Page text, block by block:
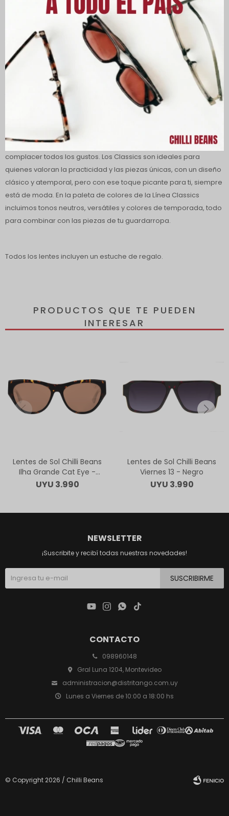
Polarizadas Tortuga, fabricadas en policarbonato, que es un
material ligero y resistente. Lentes con protección 100% contra los
rayos UVA y UVB, protegiendo tus ojos de los rayos nocivos del
sol, reduciendo el riesgo de desarrollar enfermedades oculares
y, además, cuentan con tratamiento de polarización haciendo
que las imágenes sean más claras y, al mismo tiempo,
proporcionando un aumento de comodidad visual. Puente en
forma de "U" con soporte nasal incorporado y patillas con la
firma de la marca más picante, Chilli Beans.
La línea Chilli Beans Classics es un éxito de ventas diseñado para
complacer todos los gustos. Los Classics son ideales para
quienes valoran la practicidad y las piezas únicas, con un diseño
clásico y atemporal, pero con ese toque picante para ti, siempre
está de moda. En la paleta de colores de la Línea Classics
incluimos tonos neutros, versátiles y colores de temporada, todo
para combinar con las piezas de tu guardarropa.
Todos los lentes incluyen un estuche de regalo.
PRODUCTOS QUE TE PUEDEN
INTERESAR
Lentes de Sol Chilli Beans
Ilha Grande Cat Eye -
Animal Print
UYU 3.990
Lentes de Sol Chilli Beans
Viernes 13 - Negro
UYU 3.990
CONTACTO
098960148
Gral Luna 1204, Montevideo
administracion@distritango.com.uy
Lunes a Viernes de 10:00 a 18:00 hs
NEWSLETTER
¡Suscribite y recibí todas nuestras novedades!
SUSCRIBIRME
   
© Copyright 2026 / Chilli Beans